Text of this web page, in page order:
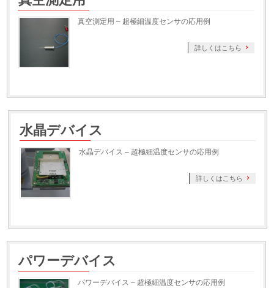
真空測定用 – 超極細温度センサの応用例
詳しくはこちら
水晶デバイス
水晶デバイス – 超極細温度センサの応用例
詳しくはこちら
パワーデバイス
パワーデバイス – 超極細温度センサの応用例